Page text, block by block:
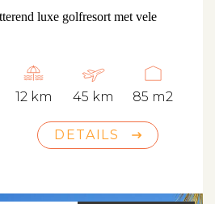
luxe golfresort met vele
12 km 45 km 85 m2
DETAILS